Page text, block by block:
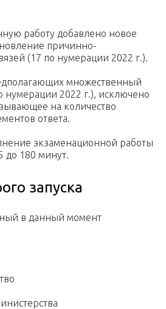
работу добавлено новое
причинно-
(17 по нумерации 2022 г.).
множественный
нумерации 2022 г.), исключено
на количество
ответа.
экзаменационной работы
до 180 минут.
запуска
в данный момент